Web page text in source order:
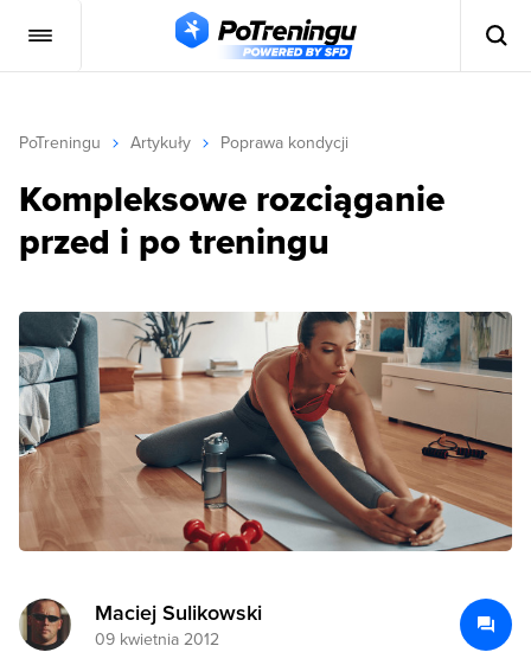
PoTreningu Artykuły Poprawa kondycji
Kompleksowe rozciąganie
przed i po treningu
Maciej Sulikowski
09 kwietnia 2012